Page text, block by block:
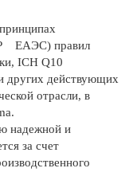
ЕАЭС) правил
ICH Q10
других действующих
отрасли, в
надежной и
за счет